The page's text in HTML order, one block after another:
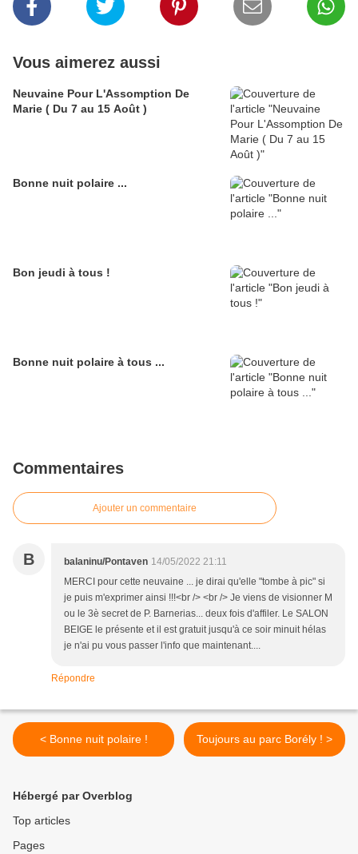
Vous aimerez aussi
Neuvaine Pour L'Assomption De
Marie ( Du 7 au 15 Août )
Bonne nuit polaire ...
Bon jeudi à tous !
Bonne nuit polaire à tous ...
Commentaires
Ajouter un commentaire
B balaninu/Pontaven 14/05/2022 21:11
MERCI pour cette neuvaine ... je dirai qu'elle "tombe à pic" si
je puis m'exprimer ainsi !!!<br /> <br /> Je viens de visionner M
ou le 3è secret de P. Barnerias... deux fois d'affiler. Le SALON
BEIGE le présente et il est gratuit jusqu'à ce soir minuit hélas
je n'ai pu vous passer l'info que maintenant....
Répondre
< Bonne nuit polaire ! Toujours au parc Borély ! >
Hébergé par Overblog
Top articles
Pages